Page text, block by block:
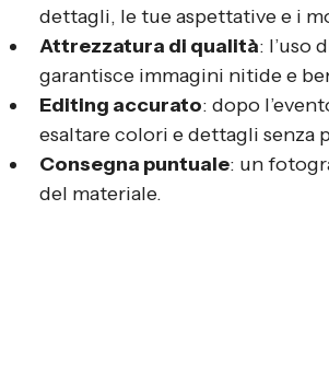
dettagli, le tue aspettative e i
Attrezzatura di qualità: l’uso
garantisce immagini nitide e
Editing accurato: dopo
esaltare colori e dettagli senza
Consegna puntuale: un
del materiale.